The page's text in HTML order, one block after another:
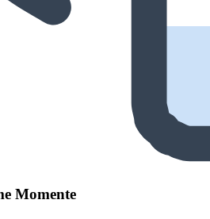
Momente